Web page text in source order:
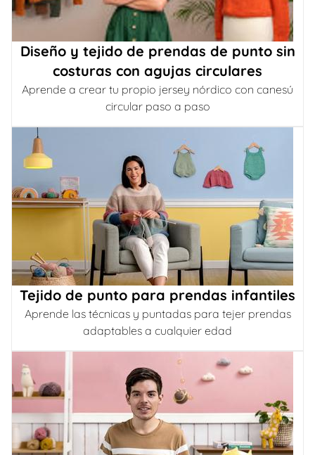
Diseño y tejido de prendas de punto sin
costuras con agujas circulares
Aprende a crear tu propio jersey nórdico con canesú
circular paso a paso
Tejido de punto para prendas infantiles
Aprende las técnicas y puntadas para tejer prendas
adaptables a cualquier edad